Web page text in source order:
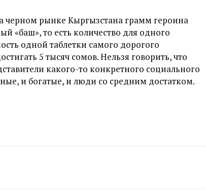
рынке Кыргызстана грамм героина
«баш», то есть количество для одного
одной таблетки самого дорогого
5 тысяч сомов. Нельзя говорить, что
какого-то конкретного социального
и богатые, и люди со средним достатком.